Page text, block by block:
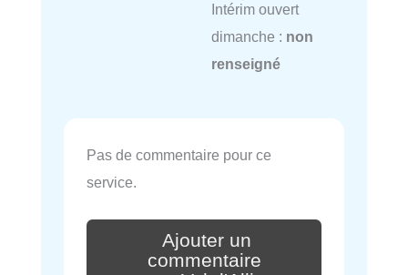
Intérim ouvert
dimanche : non
renseigné
Pas de commentaire pour ce
service.
Ajouter un
commentaire